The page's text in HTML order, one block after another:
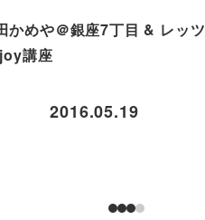
かめや＠銀座7丁目 & レッツ
講座
2016.05.19